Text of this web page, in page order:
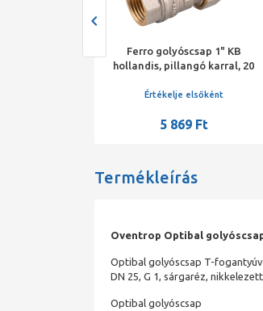
Ferro golyóscsap 1" KB
hollandis, pillangó karral, 20
Értékelje elsőként
5 869 Ft
Termékleírás
Oventrop Optibal
Optibal golyóscsap T-
DN 25, G 1, sárgaréz, nikkelezett
Optibal golyóscsap